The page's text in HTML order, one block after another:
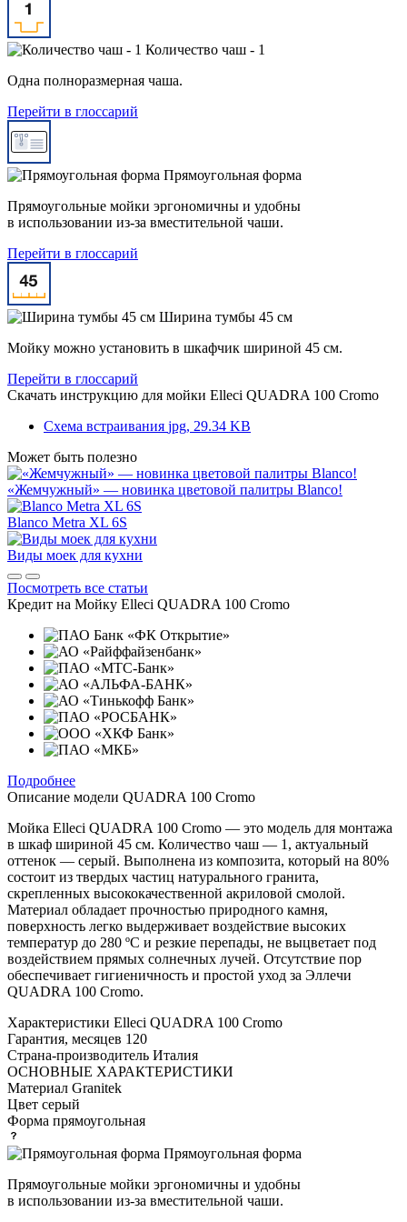
Количество чаш - 1
Одна полноразмерная чаша.
Перейти в глоссарий
Прямоугольная форма
Прямоугольные мойки эргономичны и удобны
в использовании из-за вместительной чаши.
Перейти в глоссарий
Ширина тумбы 45 см
Мойку можно установить в шкафчик шириной 45 см.
Перейти в глоссарий
Скачать инструкцию для мойки Elleci QUADRA 100 Cromo
Схема встраивания jpg, 29.34 KB
Может быть полезно
«Жемчужный» — новинка цветовой палитры Blanco!
Blanco Metra XL 6S
Виды моек для кухни
Посмотреть все статьи
Кредит на Мойку Elleci QUADRA 100 Cromo
Подробнее
Описание модели QUADRA 100 Cromo
Мойка Elleci QUADRA 100 Cromo — это модель для монтажа
в шкаф шириной 45 см. Количество чаш — 1, актуальный
оттенок — серый. Выполнена из композита, который на 80%
состоит из твердых частиц натурального гранита,
скрепленных высококачественной акриловой смолой.
Материал обладает прочностью природного камня,
поверхность легко выдерживает воздействие высоких
температур до 280 ºС и резкие перепады, не выцветает под
воздействием прямых солнечных лучей. Отсутствие пор
обеспечивает гигиеничность и простой уход за Эллечи
QUADRA 100 Cromo.
Характеристики Elleci QUADRA 100 Cromo
Гарантия, месяцев 120
Страна-производитель Италия
ОСНОВНЫЕ ХАРАКТЕРИСТИКИ
Материал Granitek
Цвет серый
Форма прямоугольная
Прямоугольная форма
Прямоугольные мойки эргономичны и удобны
в использовании из-за вместительной чаши.